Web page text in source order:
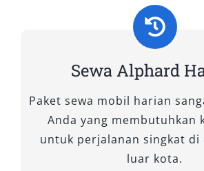
premium yang tak tertandingi.
Tipe Mobil Alphard
Sewakan
Jika Anda mencari mobil
kenyamanan maksimal untuk
wisata keluarga, atau acara
sekitarnya, memilih layanan
Sewa Alphard
Paket sewa mobil harian
Anda yang membutuhkan
untuk perjalanan singkat di
luar kota.